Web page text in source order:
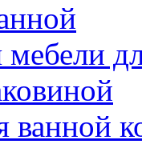
ванной